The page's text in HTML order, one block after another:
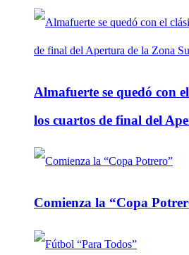
Almafuerte se quedó con
los cuartos de final del
Comienza la “Copa